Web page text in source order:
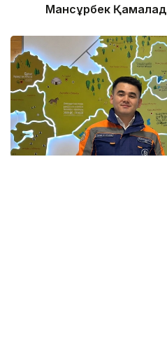
Мансұрбек Қамалад